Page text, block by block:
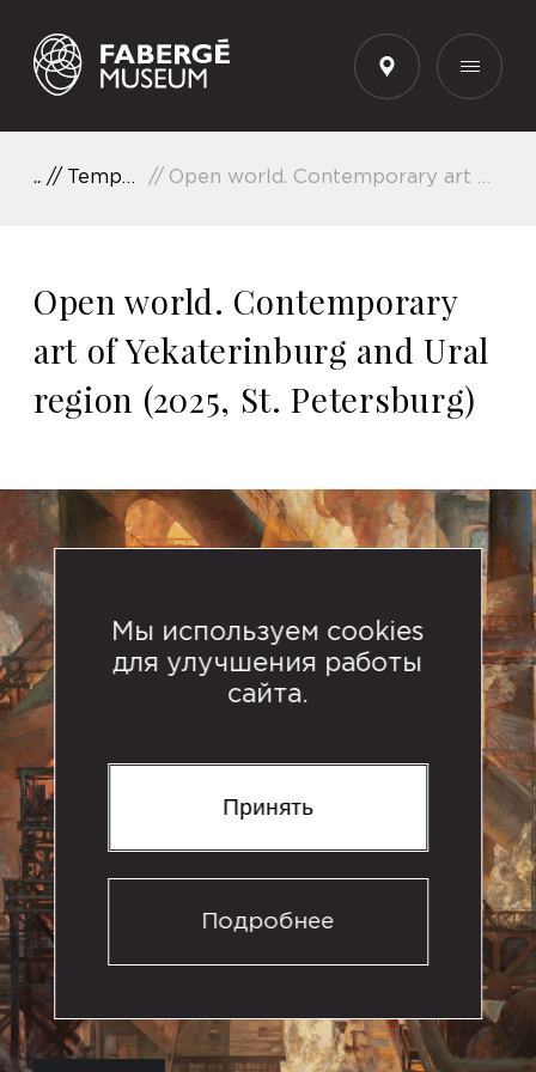
EN
Temporary Exhibitions Open world. Contemporary art of Yekaterinburg and Ural region (2025, St. Petersburg)
Open world. Contemporary
art of Yekaterinburg and Ural
region (2025, St. Petersburg)
Мы используем cookies
для улучшения работы
сайта.
Принять
Подробнее